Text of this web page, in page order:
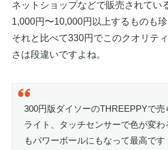
ネットショップなどで販売されてい
1,000円〜10,000円以上するものも珍
それと比べて330円でこのクオリテ
さは段違いですよね。
300円版ダイソーのTHREEPPYで
ライト、タッチセンサーで色が変わ
もパワーボールにもなって最高です